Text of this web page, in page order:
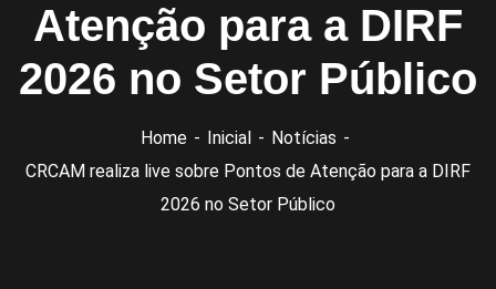
Atenção para a DIRF
2026 no Setor Público
Home Inicial
Notícias
CRCAM realiza live sobre Pontos de Atenção para a DIRF
2026 no Setor Público